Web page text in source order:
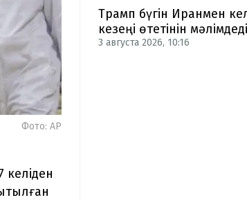
Фото: AP
Трамп бүгін Иранмен
кезеңі өтетінін мәлімдеді
3 августа 2026, 10:16